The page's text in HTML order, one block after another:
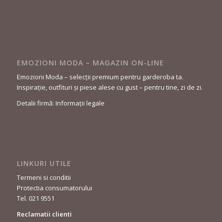
EMOZIONI MODA – MAGAZIN ON-LINE
Emozioni Moda – selecții premium pentru garderoba ta.
Inspirație, outfituri și piese alese cu gust – pentru tine, zi de zi.
Detalii firmă: Informații legale
LINKURI UTILE
Termeni si conditii
Protectia consumatorului
Tel. 021 9551
Reclamatii clienti